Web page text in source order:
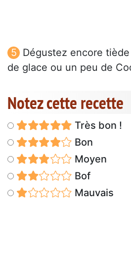
Dégustez encore
de glace ou un peu de
Notez cette recette
Très bon !
Bon
Moyen
Bof
Mauvais